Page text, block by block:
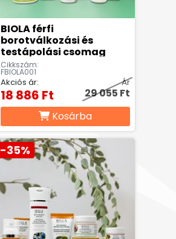
BIOLA férfi
borotválkozási és
testápolási csomag
Cikkszám:
FBIOLA001
Akciós ár:
18 886 Ft
Ár
29 055 Ft
Kosárba
-35%